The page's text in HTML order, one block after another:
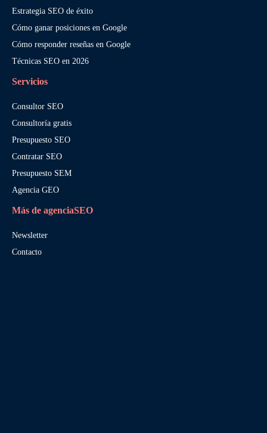
Estrategia SEO de éxito
Cómo ganar posiciones en Google
Cómo responder reseñas en Google
Técnicas SEO en 2026
Servicios
Consultor SEO
Consultoría gratis
Presupuesto SEO
Contratar SEO
Presupuesto SEM
Agencia GEO
Más de agenciaSEO
Newsletter
Contacto